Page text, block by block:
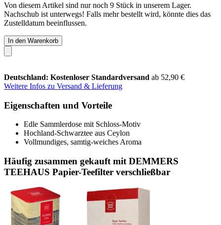
Von diesem Artikel sind nur noch 9 Stück in unserem Lager.
Nachschub ist unterwegs! Falls mehr bestellt wird, könnte dies das
Zustelldatum beeinflussen.
In den Warenkorb
Deutschland: Kostenloser Standardversand ab 52,90 €
Weitere Infos zu Versand & Lieferung
Eigenschaften und Vorteile
Edle Sammlerdose mit Schloss-Motiv
Hochland-Schwarztee aus Ceylon
Vollmundiges, samtig-weiches Aroma
Häufig zusammen gekauft mit DEMMERS
TEEHAUS Papier-Teefilter verschließbar